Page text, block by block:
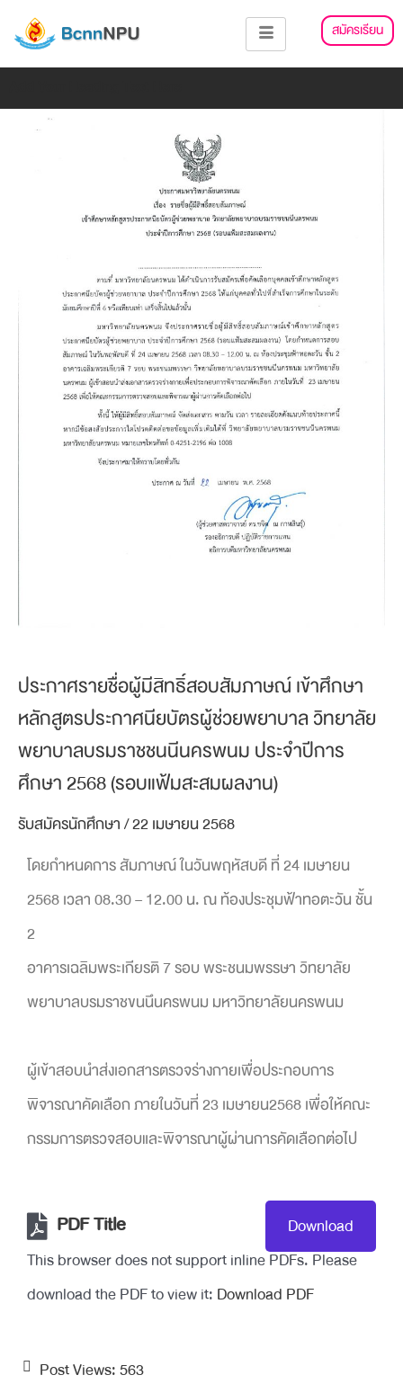
สมัครเรียน
ประกาศรายชื่อผู้มีสิทธิ์สอบสัมภาษณ์ เข้าศึกษา
หลักสูตรประกาศนียบัตรผู้ช่วยพยาบาล วิทยาลัย
พยาบาลบรมราชชนนีนครพนม ประจำปีการ
ศึกษา 2568 (รอบแฟ้มสะสมผลงาน)
รับสมัครนักศึกษา/22 เมษายน 2568
โดยกำหนดการ สัมภาษณ์ ในวันพฤหัสบดี ที่ 24 เมษายน
2568 เวลา 08.30 – 12.00 น. ณ ท้องประชุมฟ้าทอตะวัน ชั้น
2
อาคารเฉลิมพระเกียรติ 7 รอบ พระชนมพรรษา วิทยาลัย
พยาบาลบรมราชขนนึนครพนม มหาวิทยาลัยนครพนม
ผู้เข้าสอบนำส่งเอกสารตรวจร่างกายเพื่อประกอบการ
พิจารณาคัดเลือก ภายในวันที่ 23 เมษายน2568 เพื่อให้คณะ
กรรมการตรวจสอบและพิจารณาผู้ผ่านการคัดเลือกต่อไป
PDF Title
Download
This browser does not support inline PDFs. Please
download the PDF to view it: Download PDF
Post Views:563
แนะแนว
เรื่อง